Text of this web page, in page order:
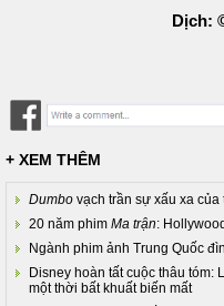
Dịch:
+ XEM THÊM
Dumbo vạch trần sự xấu xa
20 năm phim Ma trận:
Ngành phim ảnh Trung Quốc
Disney hoàn tất cuộc thâu
một thời bất khuất biến mất